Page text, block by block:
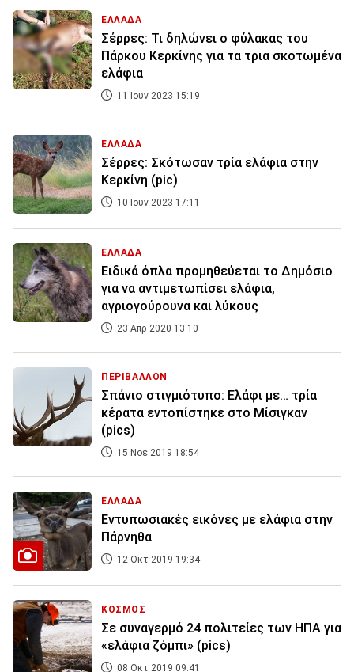
ΕΛΛΑΔΑ
Σέρρες: Τι δηλώνει ο φύλακας του
Πάρκου Κερκίνης για τα τρια σκοτωμένα
ελάφια
11 Ιουν 2023 15:19
ΕΛΛΑΔΑ
Σέρρες: Σκότωσαν τρία ελάφια στην
Κερκίνη (pic)
10 Ιουν 2023 17:11
ΕΛΛΑΔΑ
Ειδικά όπλα προμηθεύεται το Δημόσιο
για να αντιμετωπίσει ελάφια,
αγριογούρουνα και λύκους
23 Απρ 2020 13:10
ΠΕΡΙΒΑΛΛΟΝ
Σπάνιο στιγμιότυπο: Ελάφι με… τρία
κέρατα εντοπίστηκε στο Μίσιγκαν
(pics)
15 Νοε 2019 18:54
ΕΛΛΑΔΑ
Εντυπωσιακές εικόνες με ελάφια στην
Πάρνηθα
12 Οκτ 2019 19:34
ΚΟΣΜΟΣ
Σε συναγερμό 24 πολιτείες των ΗΠΑ για
«ελάφια ζόμπι» (pics)
08 Οκτ 2019 09:41